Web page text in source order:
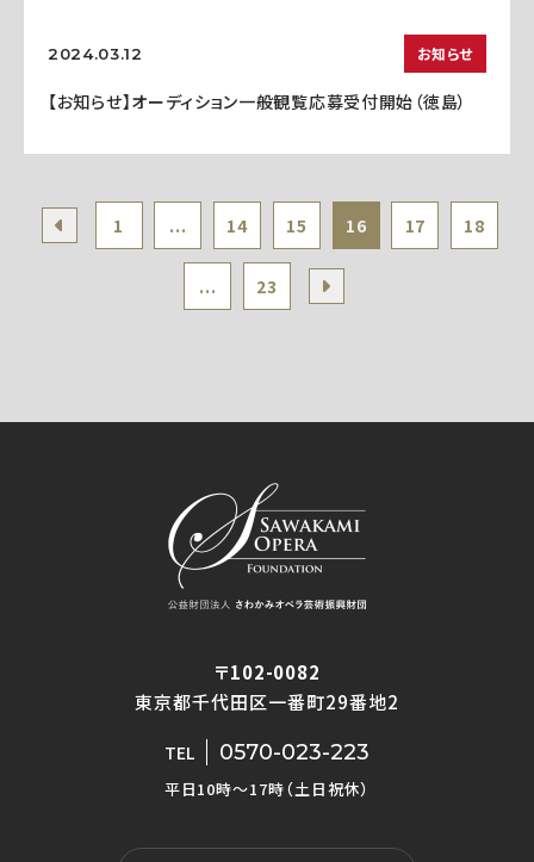
2024.03.12 お知らせ
【お知らせ】オーディション一般観覧応募受付開始（徳島）
1 ... 14 15 16 17 18
... 23
〒102-0082
東京都千代田区一番町29番地2
TEL 0570-023-223
平日10時〜17時（土日祝休）